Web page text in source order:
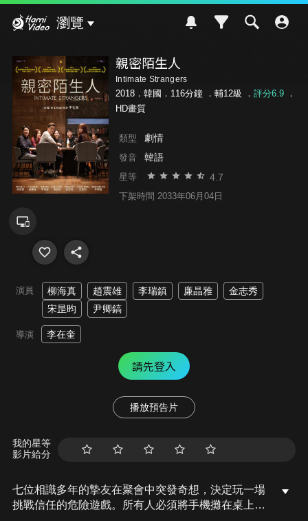
瀏覽
親密陌生人
Intimate Strangers
2018．韓國．116分鐘 ． 輔12級 ． 評分6.9．
HD畫質
類型 劇情
發音 韓語
星等 4.7
下架時間 2033年06月04日
演員 柳海真 趙震雄 李瑞鎮 廉晶雅
金志秀
宋昰昀
尹卿鎬
導演 李在奎
請先登入
播放預告片
我的星等
影片給分
七位相識多年的摯友在聚會中突發奇想，決定玩一場
挑戰信任的危險遊戲。所有人必須將手機攤在桌上，